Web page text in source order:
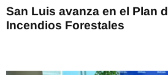
San Luis avanza en el Plan
Incendios Forestales